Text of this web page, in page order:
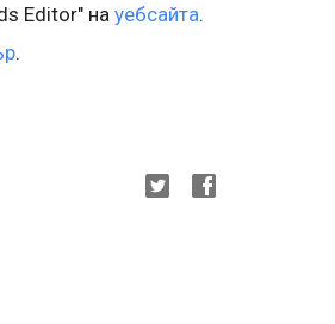
Editor" на уебсайта.
.